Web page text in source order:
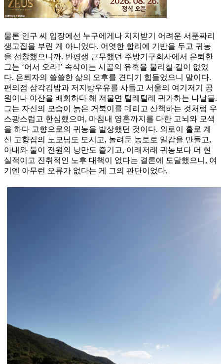
물론 인구 씨 입장에선 누구에게나 지지받기 어려운 서푼짜리
생고집을 부린 게 아니었다. 어엿한 합리에 기반을 두고 귀농
을 선창했으니까. 반평생 근무했던 주방기구회사에서 은퇴한
그는 ‘어서 오라!’ 속삭이는 시골의 유혹을 물리칠 길이 없었
다. 은퇴자의 쓸쓸한 삶의 오후를 견디기 힘들었으니 말이다.
편의점 삼각김밥과 저지방우유를 사들고 서울의 여기저기 공
원이나 야산을 배회하다 해 저물면 털레털레 귀가하는 나날들.
그는 자신의 모습이 늙은 거북이를 데리고 산책하는 것처럼 우
스꽝스럽고 한심했으며, 마침내 영혼까지를 다한 고뇌와 모색
을 하다 고향으로의 귀농을 발상했던 것이다. 외로이 홀로 계
신 고향집의 노모님도 모시고, 놀려둔 농토로 일감을 만들고,
아내와 둘이 전원의 낭만도 즐기고, 이래저래 귀농보다 더 현
실적이고 진취적인 노후 대책이 없다는 결론에 도달했으니, 여
기엔 아무런 오류가 없다는 게 그의 판단이었다.